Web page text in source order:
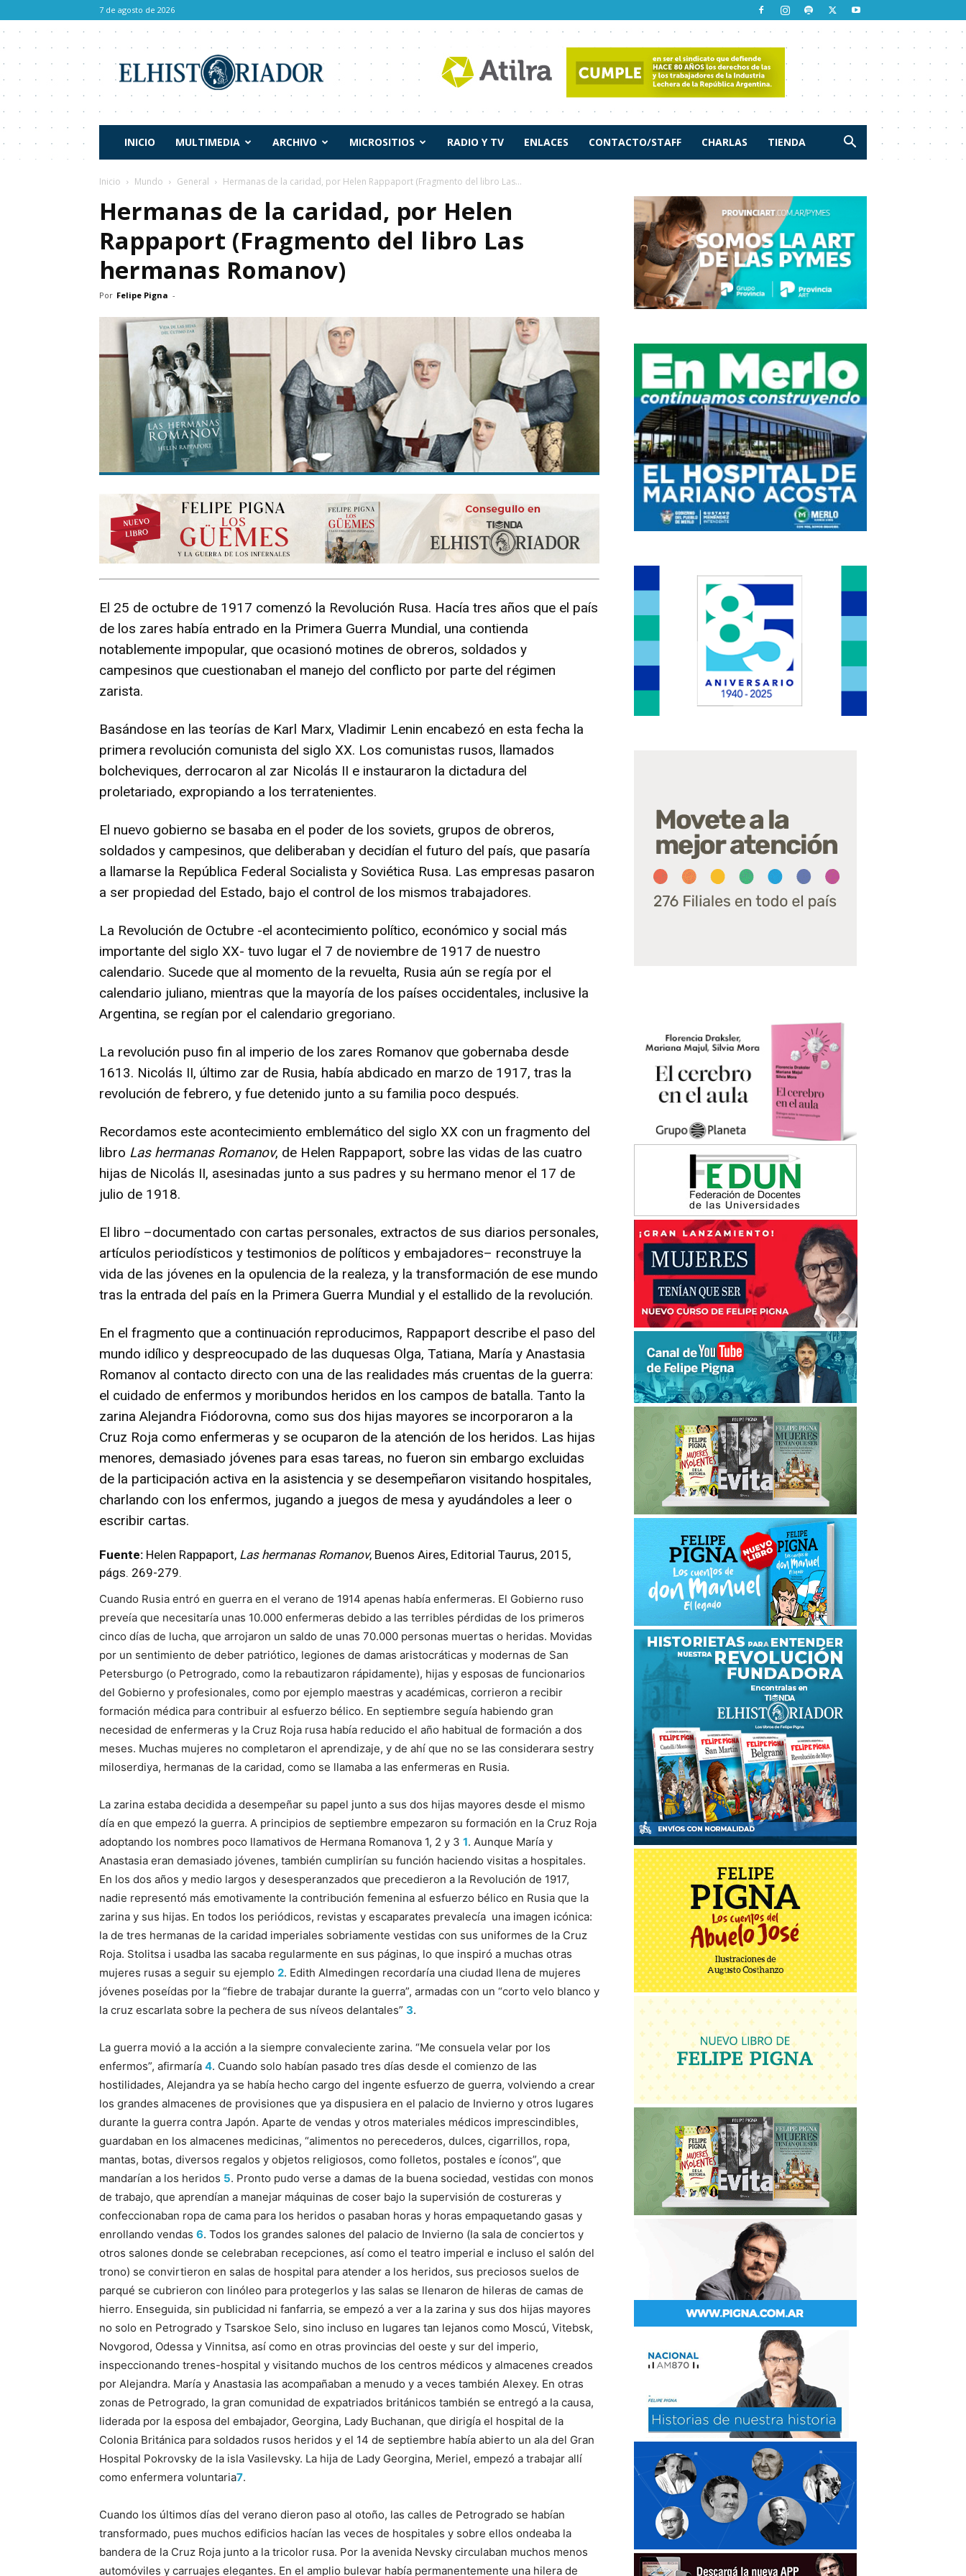
7 de agosto de 2026
Historiador
INICIO MULTIMEDIA ARCHIVO MICROSITIOS RADIO Y TV ENLACES CONTACTO/STAFF CHARLAS TIENDA
Inicio Mundo General Hermanas de la caridad, por Helen Rappaport (Fragmento del libro Las...
Hermanas de la caridad, por Helen
Rappaport (Fragmento del libro Las
hermanas Romanov)
Por Felipe Pigna -
El 25 de octubre de 1917 comenzó la Revolución Rusa. Hacía tres años que el país
de los zares había entrado en la Primera Guerra Mundial, una contienda
notablemente impopular, que ocasionó motines de obreros, soldados y
campesinos que cuestionaban el manejo del conflicto por parte del régimen
zarista.
Basándose en las teorías de Karl Marx, Vladimir Lenin encabezó en esta fecha la
primera revolución comunista del siglo XX. Los comunistas rusos, llamados
bolcheviques, derrocaron al zar Nicolás II e instauraron la dictadura del
proletariado, expropiando a los terratenientes.
El nuevo gobierno se basaba en el poder de los soviets, grupos de obreros,
soldados y campesinos, que deliberaban y decidían el futuro del país, que pasaría
a llamarse la República Federal Socialista y Soviética Rusa. Las empresas pasaron
a ser propiedad del Estado, bajo el control de los mismos trabajadores.
La Revolución de Octubre -el acontecimiento político, económico y social más
importante del siglo XX- tuvo lugar el 7 de noviembre de 1917 de nuestro
calendario. Sucede que al momento de la revuelta, Rusia aún se regía por el
calendario juliano, mientras que la mayoría de los países occidentales, inclusive la
Argentina, se regían por el calendario gregoriano.
La revolución puso fin al imperio de los zares Romanov que gobernaba desde
1613. Nicolás II, último zar de Rusia, había abdicado en marzo de 1917, tras la
revolución de febrero, y fue detenido junto a su familia poco después.
Recordamos este acontecimiento emblemático del siglo XX con un fragmento del
libro Las hermanas Romanov, de Helen Rappaport, sobre las vidas de las cuatro
hijas de Nicolás II, asesinadas junto a sus padres y su hermano menor el 17 de
julio de 1918.
El libro –documentado con cartas personales, extractos de sus diarios personales,
artículos periodísticos y testimonios de políticos y embajadores– reconstruye la
vida de las jóvenes en la opulencia de la realeza, y la transformación de ese mundo
tras la entrada del país en la Primera Guerra Mundial y el estallido de la revolución.
En el fragmento que a continuación reproducimos, Rappaport describe el paso del
mundo idílico y despreocupado de las duquesas Olga, Tatiana, María y Anastasia
Romanov al contacto directo con una de las realidades más cruentas de la guerra:
el cuidado de enfermos y moribundos heridos en los campos de batalla. Tanto la
zarina Alejandra Fiódorovna, como sus dos hijas mayores se incorporaron a la
Cruz Roja como enfermeras y se ocuparon de la atención de los heridos. Las hijas
menores, demasiado jóvenes para esas tareas, no fueron sin embargo excluidas
de la participación activa en la asistencia y se desempeñaron visitando hospitales,
charlando con los enfermos, jugando a juegos de mesa y ayudándoles a leer o
escribir cartas.
Fuente: Helen Rappaport, Las hermanas Romanov, Buenos Aires, Editorial Taurus, 2015,
págs. 269-279.
Cuando Rusia entró en guerra en el verano de 1914 apenas había enfermeras. El Gobierno ruso
preveía que necesitaría unas 10.000 enfermeras debido a las terribles pérdidas de los primeros
cinco días de lucha, que arrojaron un saldo de unas 70.000 personas muertas o heridas. Movidas
por un sentimiento de deber patriótico, legiones de damas aristocráticas y modernas de San
Petersburgo (o Petrogrado, como la rebautizaron rápidamente), hijas y esposas de funcionarios
del Gobierno y profesionales, como por ejemplo maestras y académicas, corrieron a recibir
formación médica para contribuir al esfuerzo bélico. En septiembre seguía habiendo gran
necesidad de enfermeras y la Cruz Roja rusa había reducido el año habitual de formación a dos
meses. Muchas mujeres no completaron el aprendizaje, y de ahí que no se las considerara sestry
miloserdiya, hermanas de la caridad, como se llamaba a las enfermeras en Rusia.
La zarina estaba decidida a desempeñar su papel junto a sus dos hijas mayores desde el mismo
día en que empezó la guerra. A principios de septiembre empezaron su formación en la Cruz Roja
adoptando los nombres poco llamativos de Hermana Romanova 1, 2 y 3 1. Aunque María y
Anastasia eran demasiado jóvenes, también cumplirían su función haciendo visitas a hospitales.
En los dos años y medio largos y desesperanzados que precedieron a la Revolución de 1917,
nadie representó más emotivamente la contribución femenina al esfuerzo bélico en Rusia que la
zarina y sus hijas. En todos los periódicos, revistas y escaparates prevalecía una imagen icónica:
la de tres hermanas de la caridad imperiales sobriamente vestidas con sus uniformes de la Cruz
Roja. Stolitsa i usadba las sacaba regularmente en sus páginas, lo que inspiró a muchas otras
mujeres rusas a seguir su ejemplo 2. Edith Almedingen recordaría una ciudad llena de mujeres
jóvenes poseídas por la “fiebre de trabajar durante la guerra”, armadas con un “corto velo blanco y
la cruz escarlata sobre la pechera de sus níveos delantales” 3.
La guerra movió a la acción a la siempre convaleciente zarina. “Me consuela velar por los
enfermos”, afirmaría 4. Cuando solo habían pasado tres días desde el comienzo de las
hostilidades, Alejandra ya se había hecho cargo del ingente esfuerzo de guerra, volviendo a crear
los grandes almacenes de provisiones que ya dispusiera en el palacio de Invierno y otros lugares
durante la guerra contra Japón. Aparte de vendas y otros materiales médicos imprescindibles,
guardaban en los almacenes medicinas, “alimentos no perecederos, dulces, cigarrillos, ropa,
mantas, botas, diversos regalos y objetos religiosos, como folletos, postales e íconos”, que
mandarían a los heridos 5. Pronto pudo verse a damas de la buena sociedad, vestidas con monos
de trabajo, que aprendían a manejar máquinas de coser bajo la supervisión de costureras y
confeccionaban ropa de cama para los heridos o pasaban horas y horas empaquetando gasas y
enrollando vendas 6. Todos los grandes salones del palacio de Invierno (la sala de conciertos y
otros salones donde se celebraban recepciones, así como el teatro imperial e incluso el salón del
trono) se convirtieron en salas de hospital para atender a los heridos, sus preciosos suelos de
parqué se cubrieron con linóleo para protegerlos y las salas se llenaron de hileras de camas de
hierro. Enseguida, sin publicidad ni fanfarria, se empezó a ver a la zarina y sus dos hijas mayores
no solo en Petrogrado y Tsarskoe Selo, sino incluso en lugares tan lejanos como Moscú, Vitebsk,
Novgorod, Odessa y Vinnitsa, así como en otras provincias del oeste y sur del imperio,
inspeccionando trenes-hospital y visitando muchos de los centros médicos y almacenes creados
por Alejandra. María y Anastasia las acompañaban a menudo y a veces también Alexey. En otras
zonas de Petrogrado, la gran comunidad de expatriados británicos también se entregó a la causa,
liderada por la esposa del embajador, Georgina, Lady Buchanan, que dirigía el hospital de la
Colonia Británica para soldados rusos heridos y el 14 de septiembre había abierto un ala del Gran
Hospital Pokrovsky de la isla Vasilevsky. La hija de Lady Georgina, Meriel, empezó a trabajar allí
como enfermera voluntaria7.
Cuando los últimos días del verano dieron paso al otoño, las calles de Petrogrado se habían
transformado, pues muchos edificios hacían las veces de hospitales y sobre ellos ondeaba la
bandera de la Cruz Roja junto a la tricolor rusa. Por la avenida Nevsky circulaban muchos menos
automóviles y carruajes elegantes. En el amplio bulevar había permanentemente una hilera de